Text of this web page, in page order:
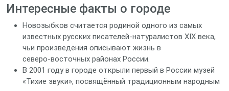
Интересные факты о городе
Новозыбков считается родиной одного из самых
известных русских писателей‑натуралистов XIX века,
чьи произведения описывают жизнь в
северо‑восточных районах России.
В 2001 году в городе открыли первый в России музей
«Тихие звуки», посвящённый традиционным народным